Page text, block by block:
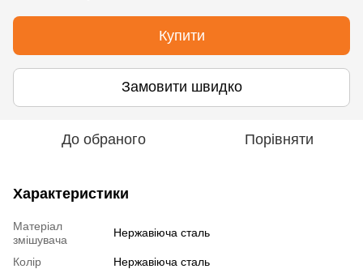
Купити
Замовити швидко
До обраного Порівняти
Характеристики
Матеріал
змішувача
Нержавіюча сталь
Колір
Нержавіюча сталь